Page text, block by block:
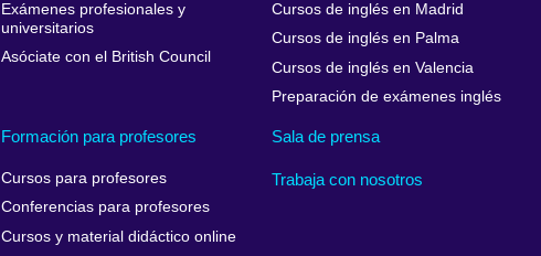
Exámenes profesionales y
universitarios
Asóciate con el British Council
Cursos de inglés en Madrid
Cursos de inglés en Palma
Cursos de inglés en Valencia
Preparación de exámenes inglés
Formación para profesores
Cursos para profesores
Conferencias para profesores
Cursos y material didáctico online
Sala de prensa
Trabaja con nosotros